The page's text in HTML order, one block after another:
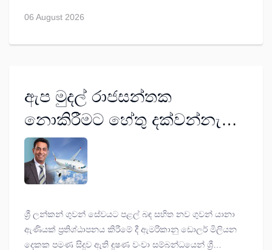
සිදුකිරීම නවතා දමා ඇත.
06 August 2026
ඇප මුදල් රාජසන්තක
නොකිරීමට හේතු දක්වන්නැයි
නියෝග
ශ්‍රී ලන්කන් ගුවන් සේවයට පළල් බඳ සහිත නව ගුවන් යානා
ඇණියක් ප්‍රතිශ්ඨාපනය කිරීමේ දී ඇමරිකානු ඩොලර් මිලියන
දෙකක පමණ සිදුව ඇති ඳූෂණ වංචා සම්බන්ධයෙන් ශ්‍රී